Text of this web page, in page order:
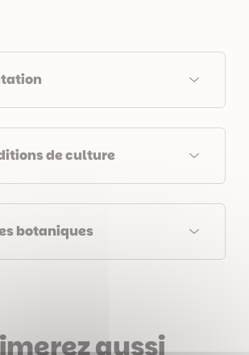
de culture
botaniques
aussi